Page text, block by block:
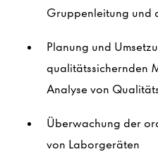
Gruppenleitung und
Planung und
qualitätssichernden
Analyse von
Überwachung der
von Laborgeräten